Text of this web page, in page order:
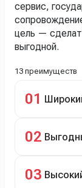
сервис,
цель —
выгодной.
13 преимуществ
01
02
рассрочка
03